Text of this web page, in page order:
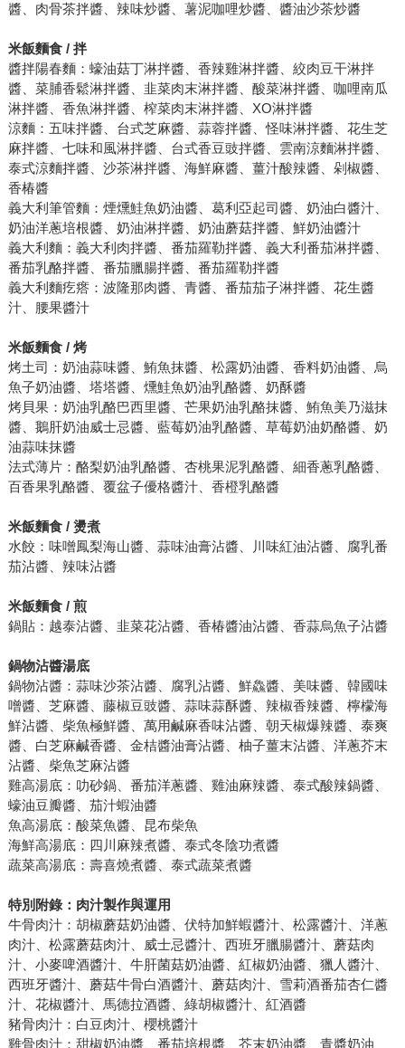
醬、肉骨茶拌醬、辣味炒醬、薯泥咖哩炒醬、醬油沙茶炒醬
米飯麵食 / 拌
醬拌陽春麵：蠔油菇丁淋拌醬、香辣雞淋拌醬、絞肉豆干淋拌
醬、菜脯香鬆淋拌醬、韭菜肉末淋拌醬、酸菜淋拌醬、咖哩南瓜
淋拌醬、香魚淋拌醬、榨菜肉末淋拌醬、XO淋拌醬
涼麵：五味拌醬、台式芝麻醬、蒜蓉拌醬、怪味淋拌醬、花生芝
麻拌醬、七味和風淋拌醬、台式香豆豉拌醬、雲南涼麵淋拌醬、
泰式涼麵拌醬、沙茶淋拌醬、海鮮麻醬、薑汁酸辣醬、剁椒醬、
香椿醬
義大利筆管麵：煙燻鮭魚奶油醬、葛利亞起司醬、奶油白醬汁、
奶油洋蔥培根醬、奶油淋拌醬、奶油蘑菇拌醬、鮮奶油醬汁
義大利麵：義大利肉拌醬、番茄羅勒拌醬、義大利番茄淋拌醬、
番茄乳酪拌醬、番茄臘腸拌醬、番茄羅勒拌醬
義大利麵疙瘩：波隆那肉醬、青醬、番茄茄子淋拌醬、花生醬
汁、腰果醬汁
米飯麵食 / 烤
烤土司：奶油蒜味醬、鮪魚抹醬、松露奶油醬、香料奶油醬、烏
魚子奶油醬、塔塔醬、燻鮭魚奶油乳酪醬、奶酥醬
烤貝果：奶油乳酪巴西里醬、芒果奶油乳酪抹醬、鮪魚美乃滋抹
醬、鵝肝奶油威士忌醬、藍莓奶油乳酪醬、草莓奶油奶酪醬、奶
油蒜味抹醬
法式薄片：酪梨奶油乳酪醬、杏桃果泥乳酪醬、細香蔥乳酪醬、
百香果乳酪醬、覆盆子優格醬汁、香橙乳酪醬
米飯麵食 / 燙煮
水餃：味噌鳳梨海山醬、蒜味油膏沾醬、川味紅油沾醬、腐乳番
茄沾醬、辣味沾醬
米飯麵食 / 煎
鍋貼：越泰沾醬、韭菜花沾醬、香椿醬油沾醬、香蒜烏魚子沾醬
鍋物沾醬湯底
鍋物沾醬：蒜味沙茶沾醬、腐乳沾醬、鮮鱻醬、美味醬、韓國味
噌醬、芝麻醬、藤椒豆豉醬、蒜味蒜酥醬、辣椒香辣醬、檸檬海
鮮沾醬、柴魚極鮮醬、萬用鹹麻香味沾醬、朝天椒爆辣醬、泰爽
醬、白芝麻鹹香醬、金桔醬油膏沾醬、柚子薑末沾醬、洋蔥芥末
沾醬、柴魚芝麻沾醬
雞高湯底：叻砂鍋、番茄洋蔥醬、雞油麻辣醬、泰式酸辣鍋醬、
蠔油豆瓣醬、茄汁蝦油醬
魚高湯底：酸菜魚醬、昆布柴魚
海鮮高湯底：四川麻辣煮醬、泰式冬陰功煮醬
蔬菜高湯底：壽喜燒煮醬、泰式蔬菜煮醬
特別附錄：肉汁製作與運用
牛骨肉汁：胡椒蘑菇奶油醬、伏特加鮮蝦醬汁、松露醬汁、洋蔥
肉汁、松露蘑菇肉汁、威士忌醬汁、西班牙臘腸醬汁、蘑菇肉
汁、小麥啤酒醬汁、牛肝菌菇奶油醬、紅椒奶油醬、獵人醬汁、
西班牙醬汁、蘑菇牛骨白酒醬汁、蘑菇肉汁、雪莉酒番茄杏仁醬
汁、花椒醬汁、馬德拉酒醬、綠胡椒醬汁、紅酒醬
豬骨肉汁：白豆肉汁、櫻桃醬汁
雞骨肉汁：甜椒奶油醬、番茄培根醬、芥末奶油醬、青醬奶油